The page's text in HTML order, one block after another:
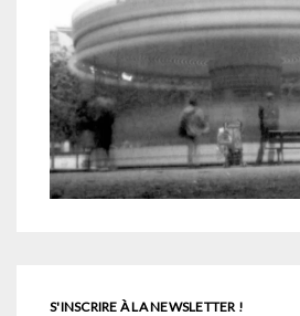
S'INSCRIRE À LA NEWSLETTER !